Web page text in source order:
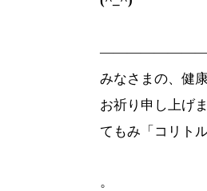
みなさまの、健
お祈り申し上げ
てもみ「コリトル
。